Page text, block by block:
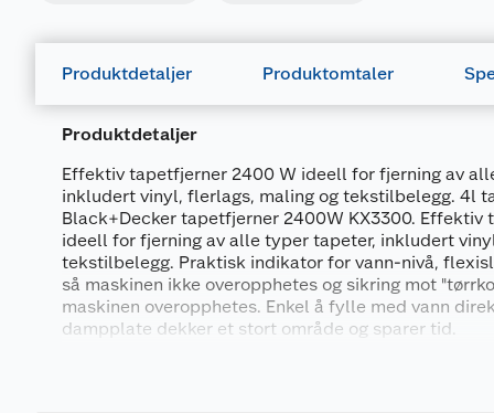
Produktdetaljer Produktomtaler
Produktdetaljer
Effektiv tapetfjerner 2400 W ideell for fjerning av
inkludert vinyl, flerlags, maling og tekstilbelegg. 4l
Black+Decker tapetfjerner 2400W KX3300. Effektiv
ideell for fjerning av alle typer tapeter, inkludert
tekstilbelegg. Praktisk indikator for vann-nivå,
så maskinen ikke overopphetes og sikring mot
maskinen overopphetes. Enkel å fylle med vann
dampplate dekker et stort område og sparer tid.